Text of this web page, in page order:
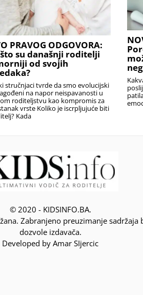
PRAVOG ODGOVORA:
su današnji roditelji
od svojih
stručnjaci tvrde da smo evolucijski
na napor neispavanosti u
roditeljstvu kao kompromis za
vrste Koliko je iscrpljujuće biti
Kada
© 2020 - KIDSINFO.BA.
Zabranjeno preuzimanje sadržaja
dozvole izdavača.
Developed by Amar SIjercic